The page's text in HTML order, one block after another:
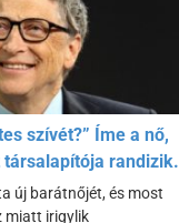
szívét?” Íme a nő,
randizik.
új barátnőjét, és most
miatt irigylik